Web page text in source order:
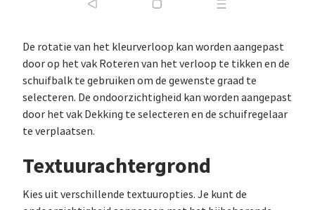
De rotatie van het kleurverloop kan worden aangepast
door op het vak Roteren van het verloop te tikken en de
schuifbalk te gebruiken om de gewenste graad te
selecteren. De ondoorzichtigheid kan worden aangepast
door het vak Dekking te selecteren en de schuifregelaar
te verplaatsen.
Textuurachtergrond
Kies uit verschillende textuuropties. Je kunt de